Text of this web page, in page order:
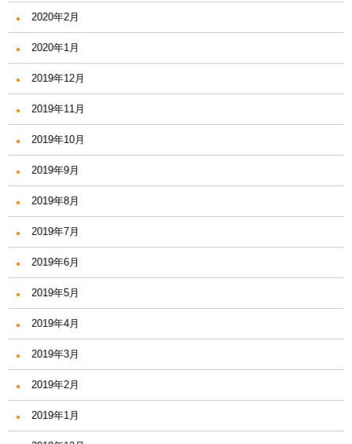
2020年2月
2020年1月
2019年12月
2019年11月
2019年10月
2019年9月
2019年8月
2019年7月
2019年6月
2019年5月
2019年4月
2019年3月
2019年2月
2019年1月